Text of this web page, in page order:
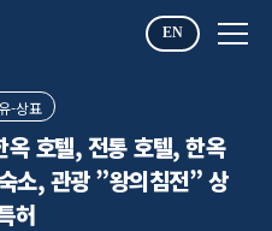
EN
-상표
호텔, 전통 호텔, 한옥
소, 관광 ”왕의침전” 상
허